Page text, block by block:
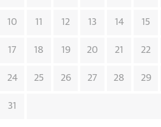
10 11 12 13 14 15
17 18 19 20 21 22
24 25 26 27 28 29
31